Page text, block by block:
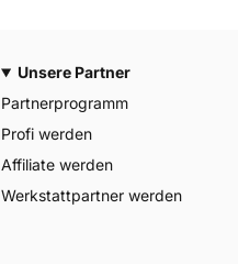
Unsere Partner
Partnerprogramm
Profi werden
Affiliate werden
Werkstattpartner werden